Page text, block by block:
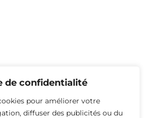
de confidentialité
pour améliorer votre
diffuser des publicités ou du